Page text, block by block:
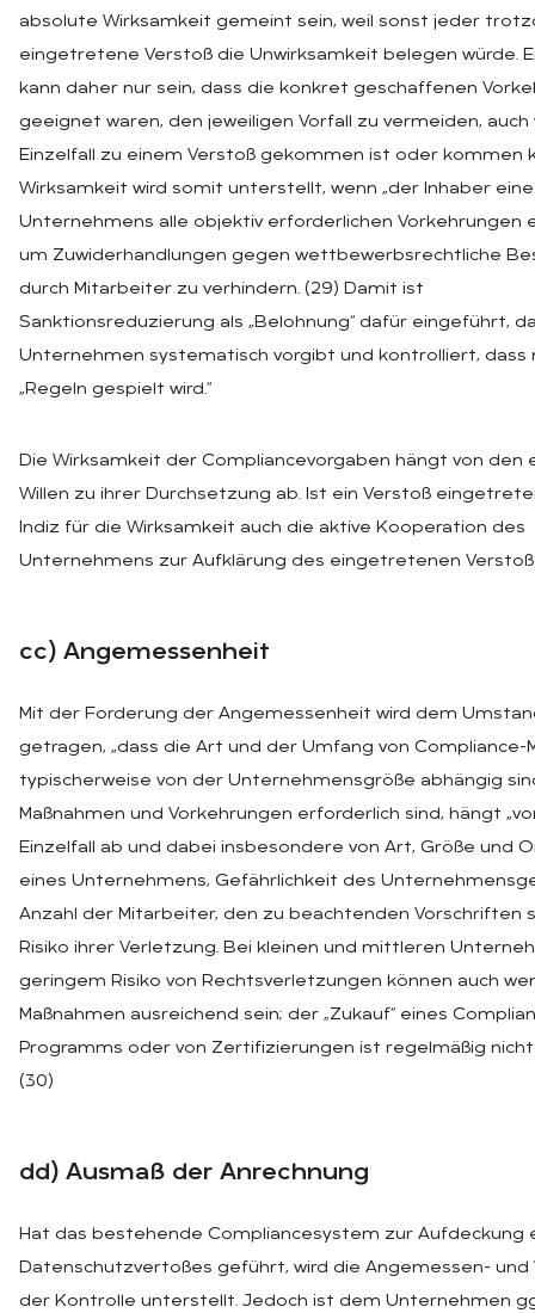
absolute Wirksamkeit gemeint sein, weil sonst jeder
eingetretene Verstoß die Unwirksamkeit belegen würde.
kann daher nur sein, dass die konkret geschaffenen
geeignet waren, den jeweiligen Vorfall zu vermeiden, auch
Einzelfall zu einem Verstoß gekommen ist oder kommen
Wirksamkeit wird somit unterstellt, wenn „der Inhaber
Unternehmens alle objektiv erforderlichen Vorkehrungen
um Zuwiderhandlungen gegen wettbewerbsrechtliche
durch Mitarbeiter zu verhindern. (29) Damit ist
Sanktionsreduzierung als „Belohnung“ dafür eingeführt,
Unternehmen systematisch vorgibt und kontrolliert, dass
„Regeln gespielt wird.“
Die Wirksamkeit der Compliancevorgaben hängt von den
Willen zu ihrer Durchsetzung ab. Ist ein Verstoß
Indiz für die Wirksamkeit auch die aktive Kooperation des
Unternehmens zur Aufklärung des eingetretenen
cc) An­ge­mes­sen­heit
Mit der Forderung der Angemessenheit wird dem
getragen, „dass die Art und der Umfang von Compliance-
typischerweise von der Unternehmensgröße abhängig
Maßnahmen und Vorkehrungen erforderlich sind, hängt
Einzelfall ab und dabei insbesondere von Art, Größe und
eines Unternehmens, Gefährlichkeit des
Anzahl der Mitarbeiter, den zu beachtenden Vorschriften
Risiko ihrer Verletzung. Bei kleinen und mittleren
geringem Risiko von Rechtsverletzungen können auch
Maßnahmen ausreichend sein; der „Zukauf“ eines
Programms oder von Zertifizierungen ist regelmäßig
(30)
dd) Aus­maß der An­rech­nung
Hat das bestehende Compliancesystem zur Aufdeckung
Datenschutzvertoßes geführt, wird die Angemessen- und
der Kontrolle unterstellt. Jedoch ist dem Unternehmen